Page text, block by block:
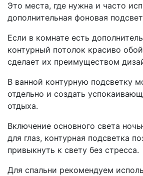
Это места, где нужна и часто
дополнительная фоновая
Если в комнате есть
контурный потолок красиво
сделает их преимуществом
В ванной контурную подсветку
отдельно и создать
отдыха.
Включение основного света
для глаз, контурная подсветка
привыкнуть к свету без стресса.
Для спальни рекомендуем